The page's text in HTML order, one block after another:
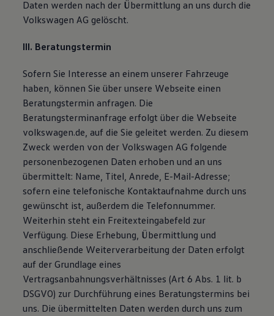
Daten werden nach der Übermittlung an uns durch die
Volkswagen AG gelöscht.
III. Beratungstermin
Sofern Sie Interesse an einem unserer Fahrzeuge
haben, können Sie über unsere Webseite einen
Beratungstermin anfragen. Die
Beratungsterminanfrage erfolgt über die Webseite
volkswagen.de, auf die Sie geleitet werden. Zu diesem
Zweck werden von der Volkswagen AG folgende
personenbezogenen Daten erhoben und an uns
übermittelt: Name, Titel, Anrede, E-Mail-Adresse;
sofern eine telefonische Kontaktaufnahme durch uns
gewünscht ist, außerdem die Telefonnummer.
Weiterhin steht ein Freitexteingabefeld zur
Verfügung. Diese Erhebung, Übermittlung und
anschließende Weiterverarbeitung der Daten erfolgt
auf der Grundlage eines
Vertragsanbahnungsverhältnisses (Art 6 Abs. 1 lit. b
DSGVO) zur Durchführung eines Beratungstermins bei
uns. Die übermittelten Daten werden durch uns zum